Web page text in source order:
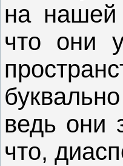
на нашей
что они
ведь они
что,